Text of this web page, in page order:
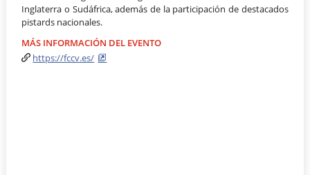
Inglaterra o Sudáfrica, además de la participación de destacados
pistards nacionales.
MÁS INFORMACIÓN DEL EVENTO
https://fccv.es/